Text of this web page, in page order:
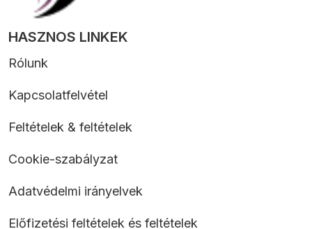
HASZNOS LINKEK
Rólunk
Kapcsolatfelvétel
Feltételek & feltételek
Cookie-szabályzat
Adatvédelmi irányelvek
Előfizetési feltételek és feltételek